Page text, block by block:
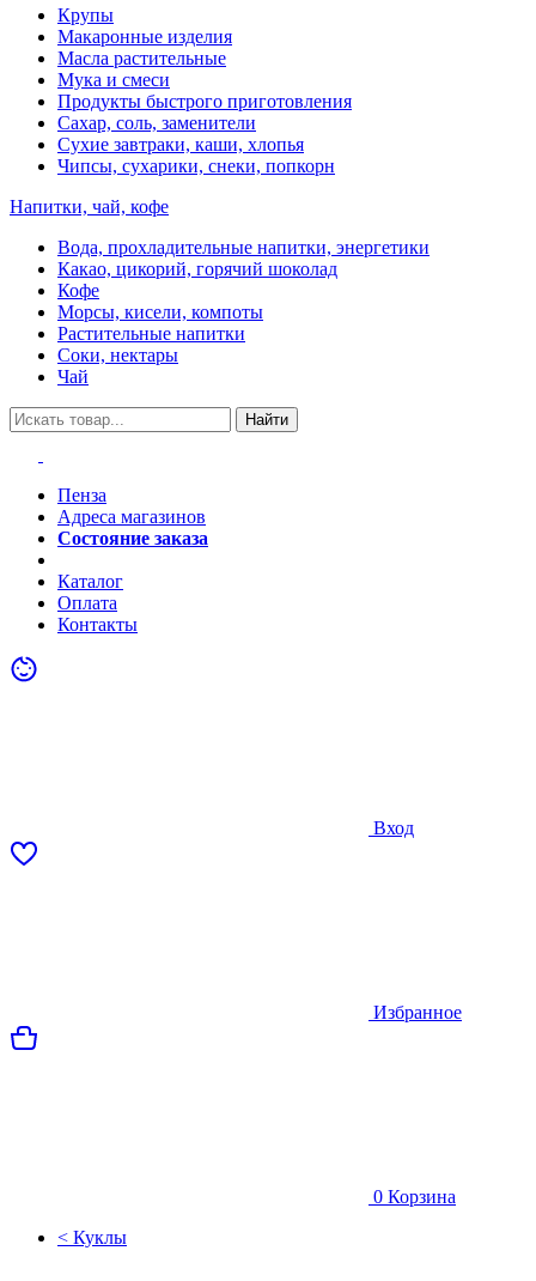
Крупы
Макаронные изделия
Масла растительные
Мука и смеси
Продукты быстрого приготовления
Сахар, соль, заменители
Сухие завтраки, каши, хлопья
Чипсы, сухарики, снеки, попкорн
Напитки, чай, кофе
Вода, прохладительные напитки, энергетики
Какао, цикорий, горячий шоколад
Кофе
Морсы, кисели, компоты
Растительные напитки
Соки, нектары
Чай
Найти
Пенза
Адреса магазинов
Состояние заказа
Каталог
Оплата
Контакты
Вход
Избранное
0 Корзина
< Куклы